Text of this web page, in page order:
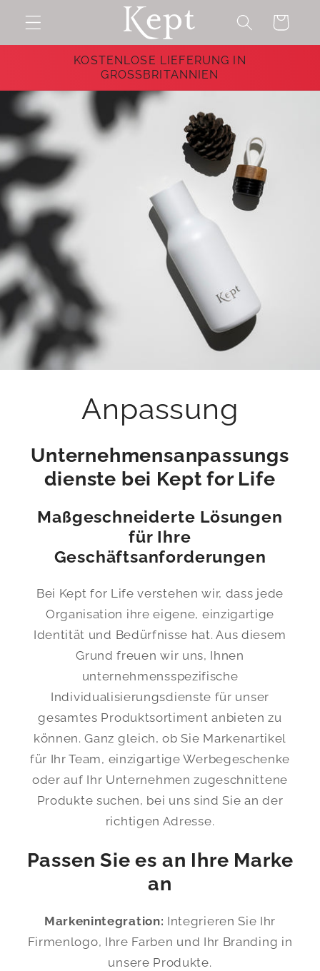
zum
Inhalt
Warenkorb
KOSTENLOSE LIEFERUNG IN
GROSSBRITANNIEN
Anpassung
Unternehmensanpassungs
dienste bei Kept for Life
Maßgeschneiderte Lösungen
für Ihre
Geschäftsanforderungen
Bei Kept for Life verstehen wir, dass jede
Organisation ihre eigene, einzigartige
Identität und Bedürfnisse hat. Aus diesem
Grund freuen wir uns, Ihnen
unternehmensspezifische
Individualisierungsdienste für unser
gesamtes Produktsortiment anbieten zu
können. Ganz gleich, ob Sie Markenartikel
für Ihr Team, einzigartige Werbegeschenke
oder auf Ihr Unternehmen zugeschnittene
Produkte suchen, bei uns sind Sie an der
richtigen Adresse.
Passen Sie es an Ihre Marke
an
Markenintegration: Integrieren Sie Ihr
Firmenlogo, Ihre Farben und Ihr Branding in
unsere Produkte.